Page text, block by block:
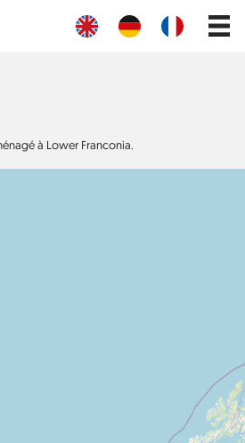
Main
à Lower Franconia.